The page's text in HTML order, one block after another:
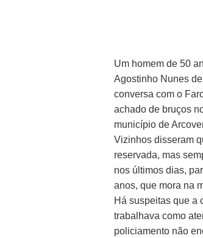
Um homem de 50
Agostinho Nunes
conversa com o
achado de bruços
município de
Vizinhos disseram
reservada, mas
nos últimos dias,
anos, que mora na
Há suspeitas que a
trabalhava como
policiamento não